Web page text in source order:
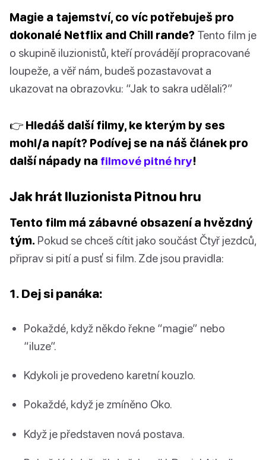
Magie a tajemství, co víc potřebuješ pro
dokonalé Netflix and Chill rande? Tento film je
o skupině iluzionistů, kteří provádějí propracované
loupeže, a věř nám, budeš pozastavovat a
ukazovat na obrazovku: “Jak to sakra udělali?”
👉 Hledáš další filmy, ke kterým by ses
mohl/a napít? Podívej se na náš článek pro
další nápady na filmové pitné hry!
Jak hrát Iluzionista Pitnou hru
Tento film má zábavné obsazení a hvězdný
tým. Pokud se chceš cítit jako součást Čtyř jezdců,
připrav si pití a pusť si film. Zde jsou pravidla:
1. Dej si panáka:
Pokaždé, když někdo řekne “magie” nebo
“iluze”.
Kdykoli je provedeno karetní kouzlo.
Pokaždé, když je zmíněno Oko.
Když je představen nová postava.